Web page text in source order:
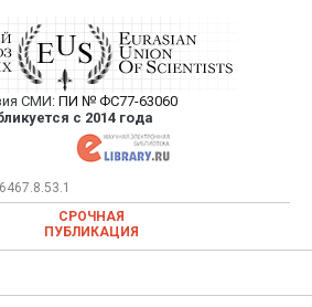
Союз Ученых —
научных статей в
научном журнале
СМИ: ПИ № ФС77-63060
с 2014 года
— публикация научных статей в
научном журнале
СРОЧНАЯ
ПУБЛИКАЦИЯ